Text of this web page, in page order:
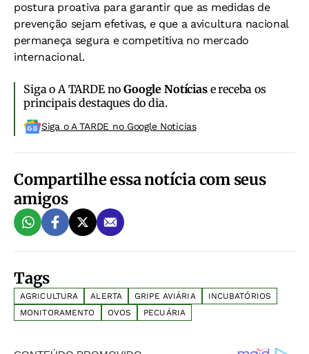
postura proativa para garantir que as medidas de
prevenção sejam efetivas, e que a avicultura nacional
permaneça segura e competitiva no mercado
internacional.
Siga o A TARDE noGoogle Notíciase receba os
principais destaques do dia.
Siga o A TARDE no Google Noticias
Compartilhe essa notícia com seus
amigos
Tags
AGRICULTURA ALERTA GRIPE AVIÁRIA
INCUBATÓRIOS
MONITORAMENTO
OVOS PECUÁRIA